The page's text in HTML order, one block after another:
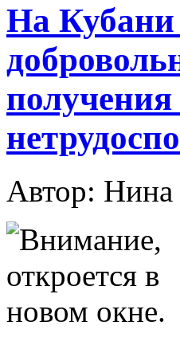
На Кубани
Автор: